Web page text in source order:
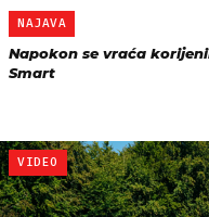
NAJAVA
Napokon se vraća
Smart
VIDEO